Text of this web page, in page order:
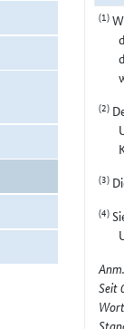
(1)
(2)
(3)
(4)
Seit